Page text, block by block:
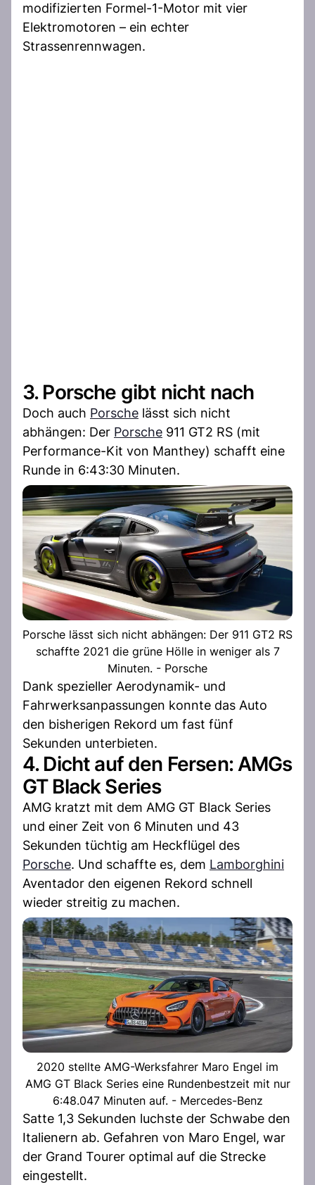
modifizierten Formel-1-Motor mit vier
Elektromotoren – ein echter
Strassenrennwagen.
3. Porsche gibt nicht nach
Doch auch Porsche lässt sich nicht
abhängen: Der Porsche 911 GT2 RS (mit
Performance-Kit von Manthey) schafft eine
Runde in 6:43:30 Minuten.
Porsche lässt sich nicht abhängen: Der 911 GT2 RS
schaffte 2021 die grüne Hölle in weniger als 7
Minuten. - Porsche
Dank spezieller Aerodynamik- und
Fahrwerksanpassungen konnte das Auto
den bisherigen Rekord um fast fünf
Sekunden unterbieten.
4. Dicht auf den Fersen: AMGs
GT Black Series
AMG kratzt mit dem AMG GT Black Series
und einer Zeit von 6 Minuten und 43
Sekunden tüchtig am Heckflügel des
Porsche. Und schaffte es, dem Lamborghini
Aventador den eigenen Rekord schnell
wieder streitig zu machen.
2020 stellte AMG-Werksfahrer Maro Engel im
AMG GT Black Series eine Rundenbestzeit mit nur
6:48.047 Minuten auf. - Mercedes-Benz
Satte 1,3 Sekunden luchste der Schwabe den
Italienern ab. Gefahren von Maro Engel, war
der Grand Tourer optimal auf die Strecke
eingestellt.